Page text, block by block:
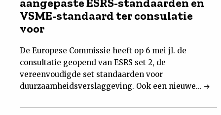
VSME-standaard ter consulatie
voor
De Europese Commissie heeft op 6 mei jl. de
consultatie geopend van ESRS set 2, de
vereenvoudigde set standaarden voor
duurzaamheidsverslaggeving. Ook een nieuwe...